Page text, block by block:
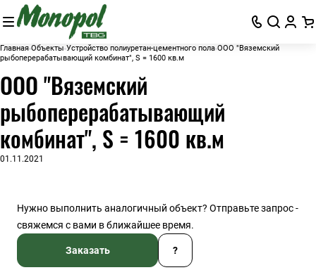
Главная Объекты Устройство полиуретан-цементного пола ООО "Вяземский
рыбоперерабатывающий комбинат", S = 1600 кв.м
ООО "Вяземский
рыбоперерабатывающий
комбинат", S = 1600 кв.м
01.11.2021
Нужно выполнить аналогичный объект? Отправьте запрос -
свяжемся с вами в ближайшее время.
Заказать ?